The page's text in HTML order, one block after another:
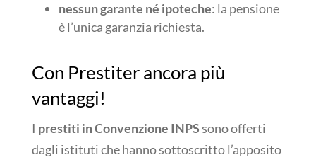
nessun garante né ipoteche: la pensione
è l’unica garanzia richiesta.
Con Prestiter ancora più
vantaggi!
I prestiti in Convenzione INPSsono offerti
dagli istituti che hanno sottoscritto l’apposito